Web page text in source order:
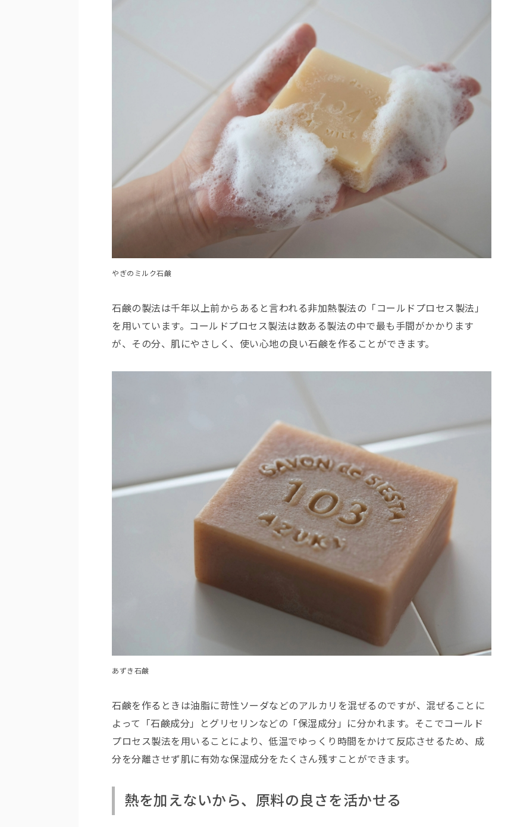
やぎのミルク石鹸
石鹸の製法は千年以上前からあると言われる非加熱製法の「コールドプロセス製法」
を用いています。コールドプロセス製法は数ある製法の中で最も手間がかかります
が、その分、肌にやさしく、使い心地の良い石鹸を作ることができます。
あずき石鹸
石鹸を作るときは油脂に苛性ソーダなどのアルカリを混ぜるのですが、混ぜることに
よって「石鹸成分」とグリセリンなどの「保湿成分」に分かれます。そこでコールド
プロセス製法を用いることにより、低温でゆっくり時間をかけて反応させるため、成
分を分離させず肌に有効な保湿成分をたくさん残すことができます。
熱を加えないから、原料の良さを活かせる